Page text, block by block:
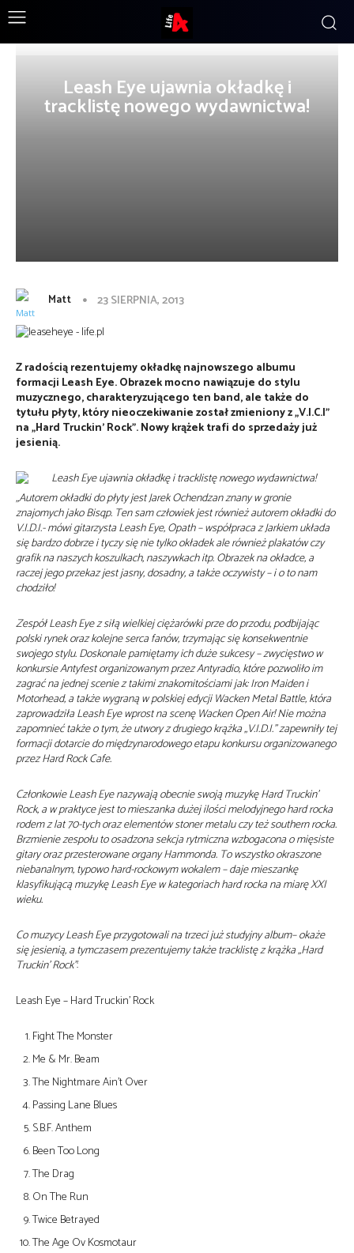
Leash Eye ujawnia okładkę i
tracklistę nowego wydawnictwa!
Matt 23 SIERPNIA, 2013
Z radością rezentujemy okładkę najnowszego albumu
formacji Leash Eye. Obrazek mocno nawiązuje do stylu
muzycznego, charakteryzującego ten band, ale także do
tytułu płyty, który nieoczekiwanie został zmieniony z „V.I.C.I”
na „Hard Truckin’ Rock”. Nowy krążek trafi do sprzedaży już
jesienią.
„Autorem okładki do płyty jest Jarek Ochendzan znany w gronie
znajomych jako Bisqp. Ten sam człowiek jest również autorem okładki do
V.I.D.I.- mówi gitarzysta Leash Eye, Opath – współpraca z Jarkiem układa
się bardzo dobrze i tyczy się nie tylko okładek ale również plakatów czy
grafik na naszych koszulkach, naszywkach itp. Obrazek na okładce, a
raczej jego przekaz jest jasny, dosadny, a także oczywisty – i o to nam
chodziło!
Zespół Leash Eye z siłą wielkiej ciężarówki prze do przodu, podbijając
polski rynek oraz kolejne serca fanów, trzymając się konsekwentnie
swojego stylu. Doskonale pamiętamy ich duże sukcesy – zwycięstwo w
konkursie Antyfest organizowanym przez Antyradio, które pozwoliło im
zagrać na jednej scenie z takimi znakomitościami jak: Iron Maiden i
Motorhead, a także wygraną w polskiej edycji Wacken Metal Battle, która
zaprowadziła Leash Eye wprost na scenę Wacken Open Air! Nie można
zapomnieć także o tym, że utwory z drugiego krążka „V.I.D.I.” zapewniły tej
formacji dotarcie do międzynarodowego etapu konkursu organizowanego
przez Hard Rock Cafe.
Członkowie Leash Eye nazywają obecnie swoją muzykę Hard Truckin’
Rock, a w praktyce jest to mieszanka dużej ilości melodyjnego hard rocka
rodem z lat 70-tych oraz elementów stoner metalu czy też southern rocka.
Brzmienie zespołu to osadzona sekcja rytmiczna wzbogacona o mięsiste
gitary oraz przesterowane organy Hammonda. To wszystko okraszone
niebanalnym, typowo hard-rockowym wokalem – daje mieszankę
klasyfikującą muzykę Leash Eye w kategoriach hard rocka na miarę XXI
wieku.
Co muzycy Leash Eye przygotowali na trzeci już studyjny album– okaże
się jesienią, a tymczasem prezentujemy także tracklistę z krążka „Hard
Truckin’ Rock”:
Leash Eye – Hard Truckin’ Rock
Fight The Monster
Me & Mr. Beam
The Nightmare Ain’t Over
Passing Lane Blues
S.B.F. Anthem
Been Too Long
The Drag
On The Run
Twice Betrayed
The Age Ov Kosmotaur